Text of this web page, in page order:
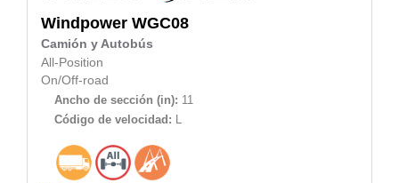
Windpower WGC08
Camión y Autobús
All-Position
On/Off-road
Ancho de sección (in): 11
Código de velocidad: